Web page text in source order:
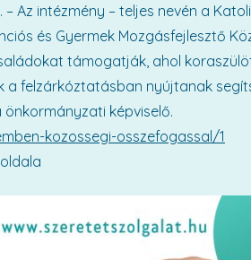
intézmény – teljes nevén a
és Gyermek Mozgásfejlesztő
támogatják, ahol
a felzárkóztatásban nyújtanak
képviselő.
kozossegi-osszefogassal/1